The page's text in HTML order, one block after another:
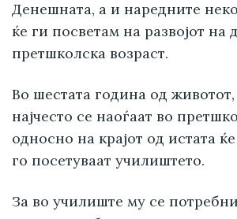
Денешната, а и наредните
ќе ги посветам на развојот на
претшколска возраст.
Во шестата година од
најчесто се наоѓаат во
односно на крајот од истата
го посетуваат училиштето.
За во училиште му се